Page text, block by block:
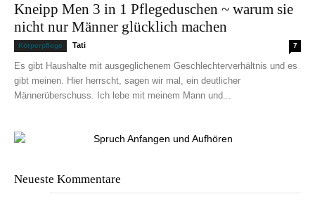
Kneipp Men 3 in 1 Pflegeduschen ~ warum sie
nicht nur Männer glücklich machen
Körperpflege Tati 7
Es gibt Haushalte mit ausgeglichenem Geschlechterverhältnis und es
gibt meinen. Hier herrscht, sagen wir mal, ein deutlicher
Männerüberschuss. Ich lebe mit meinem Mann und...
Neueste Kommentare